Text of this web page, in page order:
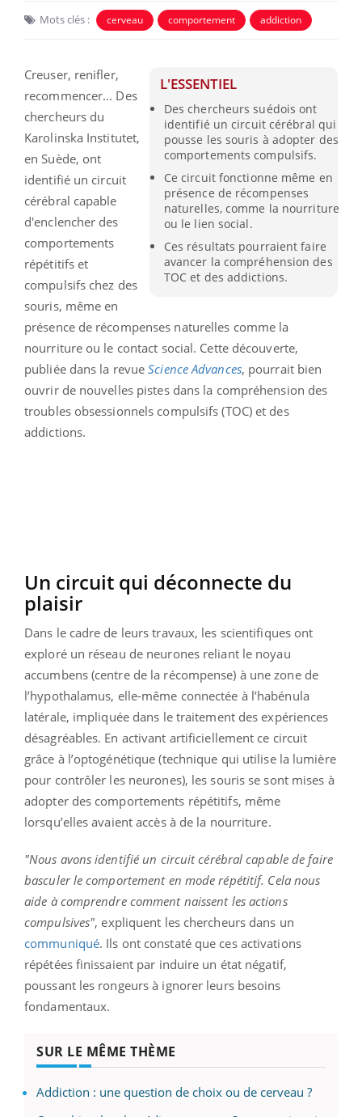
Mots clés : cerveau comportement addiction
L'ESSENTIEL
Des chercheurs suédois ont
identifié un circuit cérébral qui
pousse les souris à adopter des
comportements compulsifs.
Ce circuit fonctionne même en
présence de récompenses
naturelles, comme la nourriture
ou le lien social.
Ces résultats pourraient faire
avancer la compréhension des
TOC et des addictions.
Creuser, renifler,
recommencer... Des
chercheurs du
Karolinska Institutet,
en Suède, ont
identifié un circuit
cérébral capable
d'enclencher des
comportements
répétitifs et
compulsifs chez des
souris, même en
présence de récompenses naturelles comme la
nourriture ou le contact social. Cette découverte,
publiée dans la revueScience Advances, pourrait bien
ouvrir de nouvelles pistes dans la compréhension des
troubles obsessionnels compulsifs (TOC) et des
addictions.
Un circuit qui déconnecte du
plaisir
Dans le cadre de leurs travaux, les scientifiques ont
exploré un réseau de neurones reliant le noyau
accumbens (centre de la récompense) à une zone de
l’hypothalamus, elle-même connectée à l’habénula
latérale, impliquée dans le traitement des expériences
désagréables. En activant artificiellement ce circuit
grâce à l’optogénétique (technique qui utilise la lumière
pour contrôler les neurones), les souris se sont mises à
adopter des comportements répétitifs, même
lorsqu’elles avaient accès à de la nourriture.
"Nous avons identifié un circuit cérébral capable de faire
basculer le comportement en mode répétitif. Cela nous
aide à comprendre comment naissent les actions
compulsives", expliquent les chercheurs dans un
communiqué. Ils ont constaté que ces activations
répétées finissaient par induire un état négatif,
poussant les rongeurs à ignorer leurs besoins
fondamentaux.
SUR LE MÊME THÈME
Addiction : une question de choix ou de cerveau ?